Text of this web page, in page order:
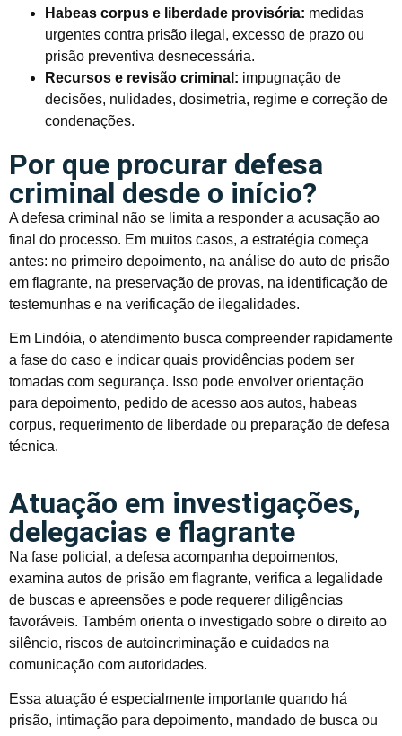
Habeas corpus e liberdade provisória: medidas
urgentes contra prisão ilegal, excesso de prazo ou
prisão preventiva desnecessária.
Recursos e revisão criminal: impugnação de
decisões, nulidades, dosimetria, regime e correção de
condenações.
Por que procurar defesa
criminal desde o início?
A defesa criminal não se limita a responder a acusação ao
final do processo. Em muitos casos, a estratégia começa
antes: no primeiro depoimento, na análise do auto de prisão
em flagrante, na preservação de provas, na identificação de
testemunhas e na verificação de ilegalidades.
Em Lindóia, o atendimento busca compreender rapidamente
a fase do caso e indicar quais providências podem ser
tomadas com segurança. Isso pode envolver orientação
para depoimento, pedido de acesso aos autos, habeas
corpus, requerimento de liberdade ou preparação de defesa
técnica.
Atuação em investigações,
delegacias e flagrante
Na fase policial, a defesa acompanha depoimentos,
examina autos de prisão em flagrante, verifica a legalidade
de buscas e apreensões e pode requerer diligências
favoráveis. Também orienta o investigado sobre o direito ao
silêncio, riscos de autoincriminação e cuidados na
comunicação com autoridades.
Essa atuação é especialmente importante quando há
prisão, intimação para depoimento, mandado de busca ou